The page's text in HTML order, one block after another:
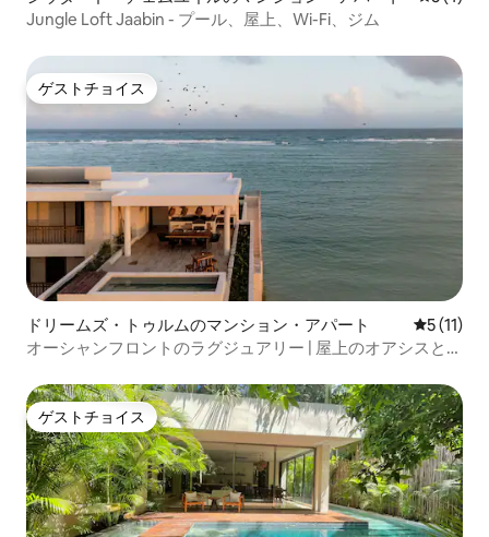
Jungle Loft Jaabin - プール、屋上、Wi-Fi、ジム
ゲストチョイス
ゲストチョイス
ドリームズ・トゥルムのマンション・アパート レビュー
5 (11)
オーシャンフロントのラグジュアリー | 屋上のオアシスとプ
ゲストチョイス
ゲストチョイス